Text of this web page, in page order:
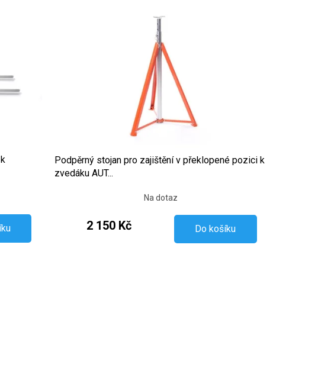
Podpěrný stojan pro zajištění v překlopené pozici k
zvedáku AUT...
Na dotaz
2 150 Kč Do košíku